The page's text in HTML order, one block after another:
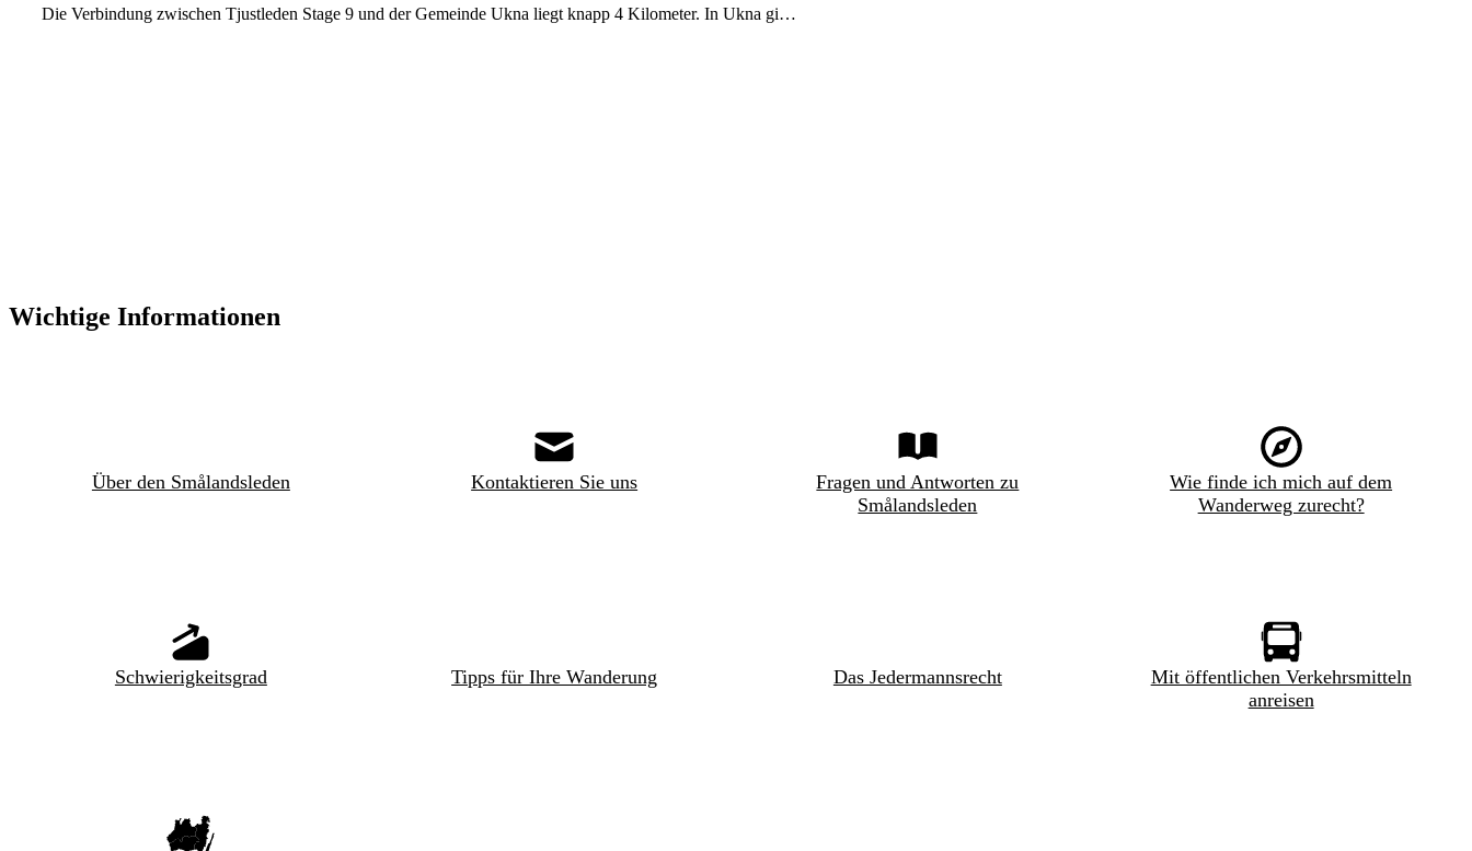
Die Verbindung zwischen Tjustleden Stage 9 und der Gemeinde Ukna liegt knapp 4 Kilometer. In Ukna gi…
Wichtige Informationen
Über den Smålandsleden Kontaktieren Sie uns
Fragen und Antworten zu
Smålandsleden
Wie finde ich mich auf dem
Wanderweg zurecht?
Schwierigkeitsgrad Tipps für Ihre Wanderung Das Jedermannsrecht
Mit öffentlichen Verkehrsmitteln
anreisen